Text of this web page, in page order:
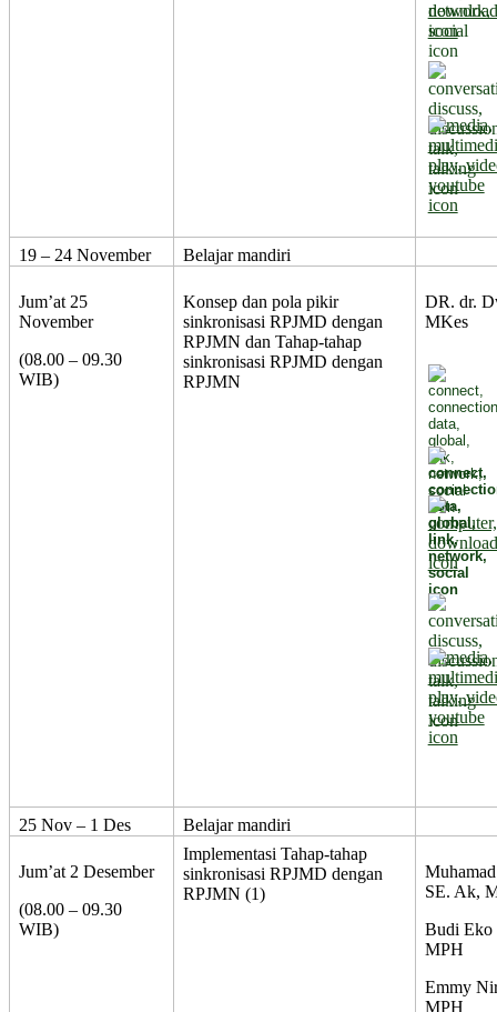
19 – 24 November Belajar mandiri
Jum’at 25
November
(08.00 – 09.30
WIB)
Konsep dan pola pikir
sinkronisasi RPJMD dengan
RPJMN dan Tahap-tahap
sinkronisasi RPJMD dengan
RPJMN
DR. dr.
MKes
25 Nov – 1 Des Belajar mandiri
Jum’at 2 Desember
(08.00 – 09.30
WIB)
Implementasi Tahap-tahap
sinkronisasi RPJMD dengan
RPJMN (1)
SE. Ak,
Budi Eko
MPH
Emmy
MPH